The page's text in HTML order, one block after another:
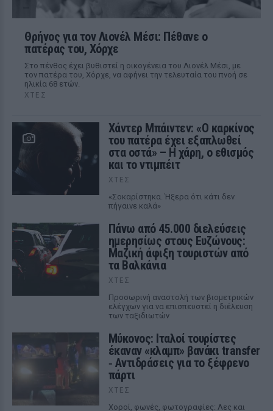
Θρήνος για τον Λιονέλ Μέσι: Πέθανε ο
πατέρας του, Χόρχε
Στο πένθος έχει βυθιστεί η οικογένεια του Λιονέλ Μέσι, με
τον πατέρα του, Χόρχε, να αφήνει την τελευταία του πνοή σε
ηλικία 68 ετών.
ΧΤΕΣ
Χάντερ Μπάιντεν: «Ο καρκίνος
του πατέρα έχει εξαπλωθεί
στα οστά» – Η χάρη, ο εθισμός
και το ντιμπέιτ
ΧΤΕΣ
«Σοκαρίστηκα. Ήξερα ότι κάτι δεν
πήγαινε καλά»
Πάνω από 45.000 διελεύσεις
ημερησίως στους Ευζώνους:
Μαζική άφιξη τουριστών από
τα Βαλκάνια
ΧΤΕΣ
Προσωρινή αναστολή των βιομετρικών
ελέγχων για να επισπευστεί η διέλευση
των ταξιδιωτών
Μύκονος: Ιταλοί τουρίστες
έκαναν «κλαμπ» βανάκι transfer
‑ Αντιδράσεις για το ξέφρενο
πάρτι
ΧΤΕΣ
Χοροί, φωνές, φωτογραφίες: Λες και